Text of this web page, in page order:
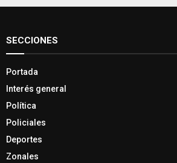
SECCIONES
Portada
Interés general
Política
Policiales
Deportes
Zonales